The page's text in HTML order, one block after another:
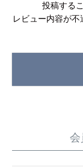
蛇 口 トイレ
洗面台
投稿する
レビュー内容が
会